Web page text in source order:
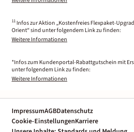
11 Infos zur Aktion „Kostenfreies Flexpaket-
Orient“ sind unter folgendem Link zu finden:
Weitere Informationen
*Infos zum Kundenportal-Rabattgutschein mit
unter folgendem Link zu finden:
Weitere Informationen
ImpressumAGBDatenschutz
Cookie-EinstellungenKarriere